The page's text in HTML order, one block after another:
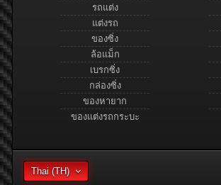
รถแต่ง
แต่งรถ
ของซิ่ง
ล้อแม็ก
เบรกซิ่ง
กล่องซิ่ง
ของหายาก
ของแต่งรถกระบะ
Thai (TH)